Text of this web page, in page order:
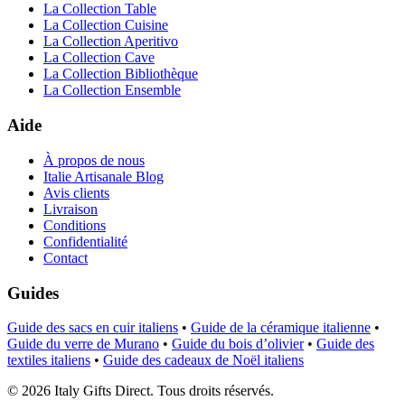
La Collection Table
La Collection Cuisine
La Collection Aperitivo
La Collection Cave
La Collection Bibliothèque
La Collection Ensemble
Aide
À propos de nous
Italie Artisanale Blog
Avis clients
Livraison
Conditions
Confidentialité
Contact
Guides
Guide des sacs en cuir italiens • Guide de la céramique italienne •
Guide du verre de Murano • Guide du bois d’olivier • Guide des
textiles italiens • Guide des cadeaux de Noël italiens
© 2026 Italy Gifts Direct. Tous droits réservés.